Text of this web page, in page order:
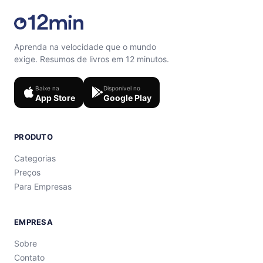
Aprenda na velocidade que o mundo
exige. Resumos de livros em 12 minutos.
Baixe na
App Store
Disponível no
Google Play
PRODUTO
Categorias
Preços
Para Empresas
EMPRESA
Sobre
Contato